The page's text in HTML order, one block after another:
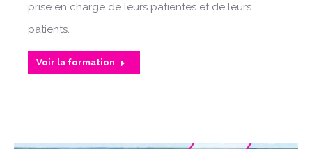
prise en charge de leurs patientes et de leurs
patients.
Voir la formation